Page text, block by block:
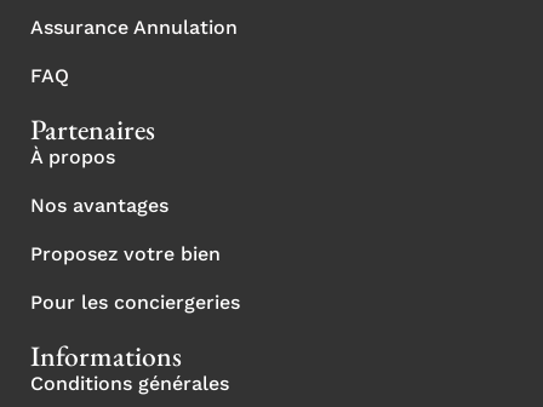
Assurance Annulation
FAQ
Partenaires
À propos
Nos avantages
Proposez votre bien
Pour les conciergeries
Informations
Conditions générales